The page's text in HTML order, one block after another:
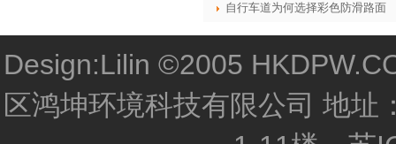
自行车道为何选择彩色防滑路面
Design:Lilin ©2005
区鸿坤环境科技有限公司 地址